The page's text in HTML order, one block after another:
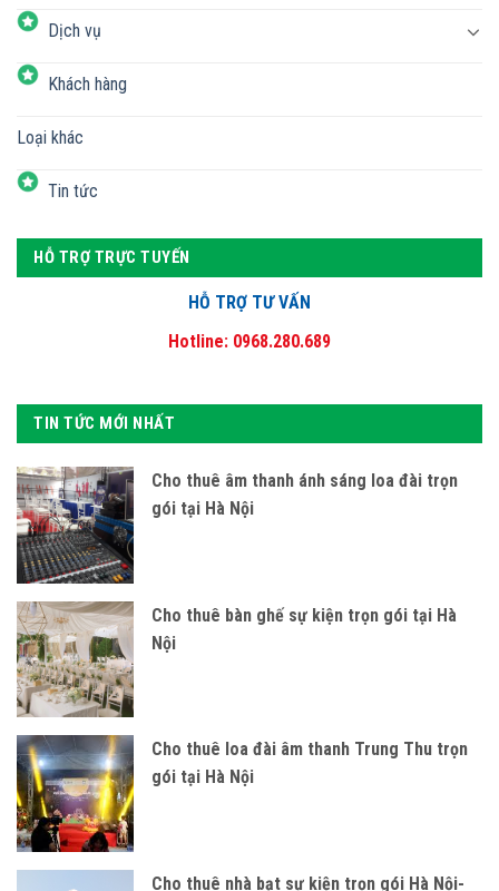
Dịch vụ
Khách hàng
Loại khác
Tin tức
HỖ TRỢ TRỰC TUYẾN
HỖ TRỢ TƯ VẤN
Hotline: 0968.280.689
TIN TỨC MỚI NHẤT
Cho thuê âm thanh ánh sáng loa đài trọn
gói tại Hà Nội
Cho thuê bàn ghế sự kiện trọn gói tại Hà
Nội
Cho thuê loa đài âm thanh Trung Thu trọn
gói tại Hà Nội
Cho thuê nhà bạt sự kiện trọn gói Hà Nội-